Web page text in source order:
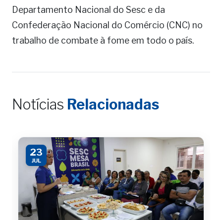
Departamento Nacional do Sesc e da
Confederação Nacional do Comércio (CNC) no
trabalho de combate à fome em todo o país.
Notícias Relacionadas
23
JUL